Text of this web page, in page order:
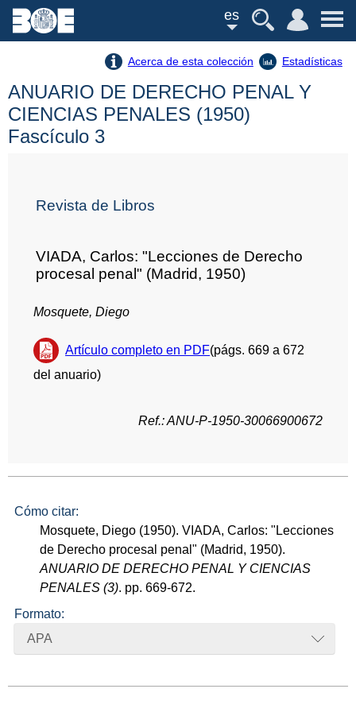
es
Acerca de esta colección Estadísticas
ANUARIO DE DERECHO PENAL Y
CIENCIAS PENALES (1950)
Fascículo 3
Revista de Libros
VIADA, Carlos: "Lecciones de Derecho
procesal penal" (Madrid, 1950)
Mosquete, Diego
Artículo completo en PDF(págs. 669 a 672
del anuario)
Ref.: ANU-P-1950-30066900672
Cómo citar:
Mosquete, Diego (1950). VIADA, Carlos: "Lecciones
de Derecho procesal penal" (Madrid, 1950).
ANUARIO DE DERECHO PENAL Y CIENCIAS
PENALES (3). pp. 669-672.
Formato:
APA